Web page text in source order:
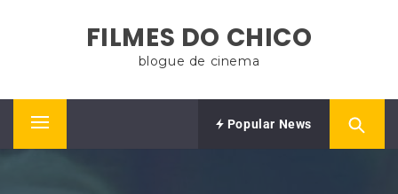
FILMES DO CHICO
blogue de cinema
Primary
Popular News